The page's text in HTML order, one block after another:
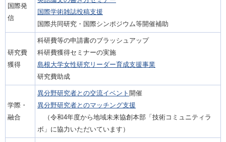
国際発
信
国際学術雑誌投稿支援
国際共同研究・国際シンポジウム等開催補助
研究費
獲得
科研費等の申請書のブラッシュアップ
科研費獲得セミナーの実施
島根大学女性研究リーダー育成支援事業
研究費助成
学際・
融合
異分野研究者との交流イベント 開催
異分野研究者とのマッチング支援
（令和4年度から地域未来協創本部「技術コミュニティラ
ボ」に協力いただいています）